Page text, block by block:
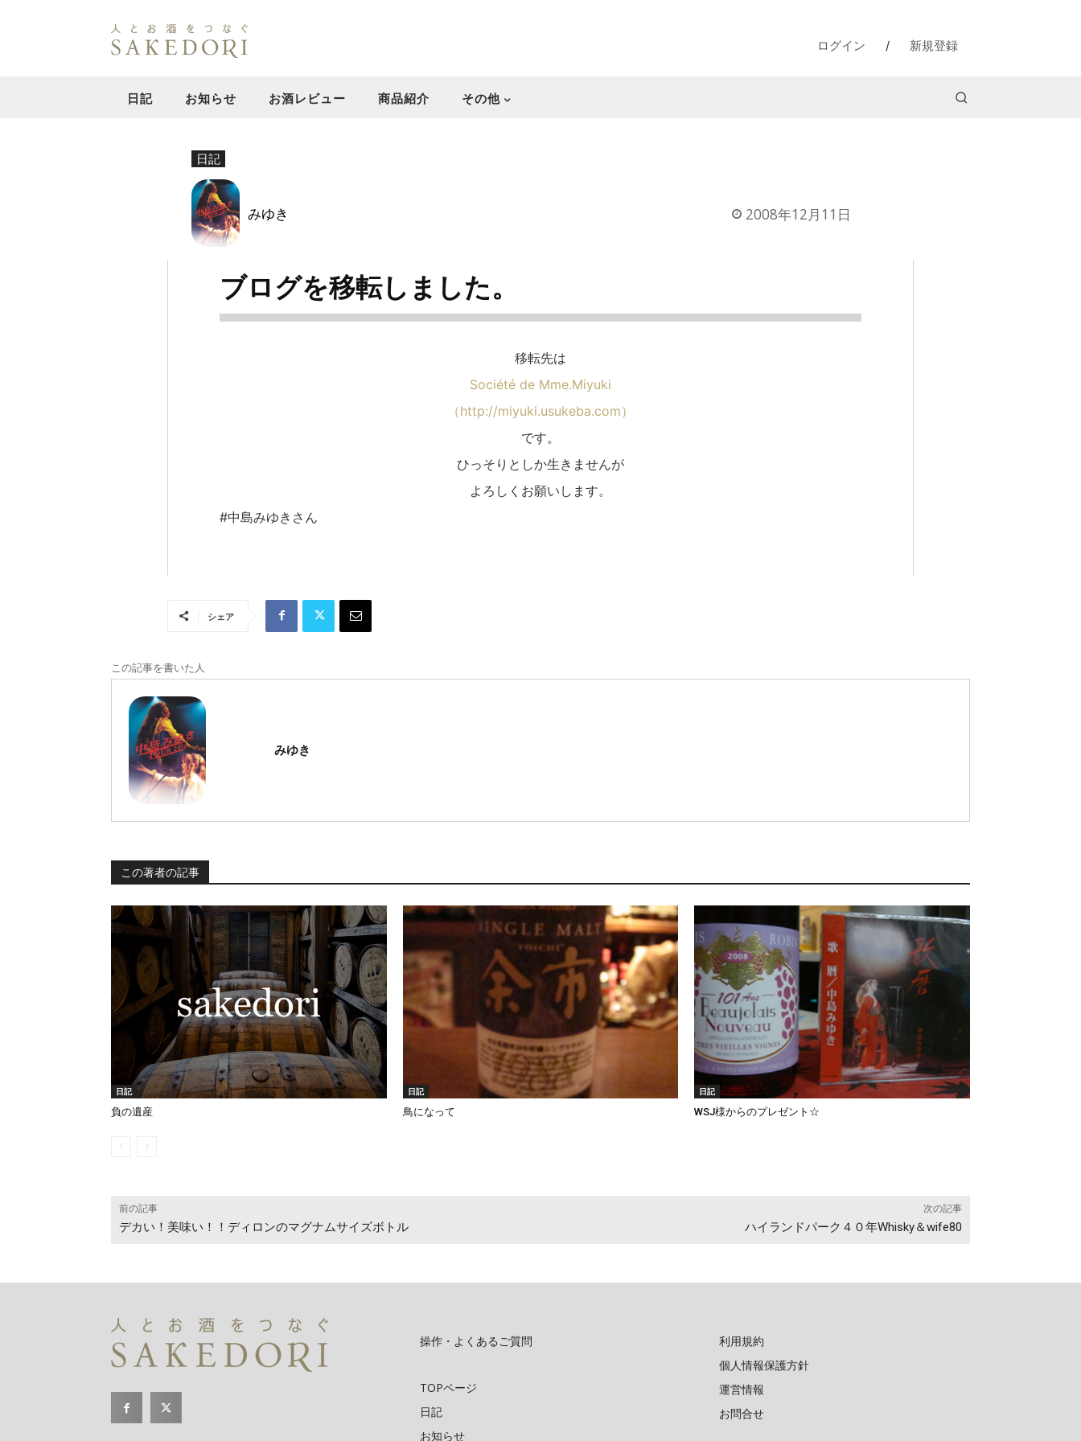
ログイン / 新規登録
日記 お知らせ お酒レビュー 商品紹介 その他
日記
みゆき 2008年12月11日
ブログを移転しました。
移転先は
Société de Mme.Miyuki
（http://miyuki.usukeba.com）
です。
ひっそりとしか生きませんが
よろしくお願いします。
#中島みゆきさん
シェア
この記事を書いた人
みゆき
この著者の記事
日記
負の遺産
日記
鳥になって
日記
WSJ様からのプレゼント☆
前の記事
デカい！美味い！！ディロンのマグナムサイズボトル
次の記事
ハイランドパーク４０年Whisky＆wife80
操作・よくあるご質問
TOPページ
日記
お知らせ
利用規約
個人情報保護方針
運営情報
お問合せ